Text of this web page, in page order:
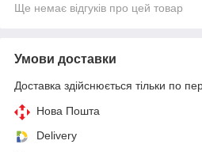
Ще немає відгуків про цей товар
Умови доставки
Доставка здійснюється тільки по
Нова Пошта
Delivery